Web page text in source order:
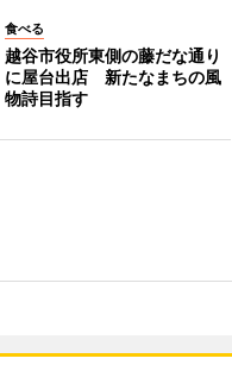
食べる
越谷市役所東側の藤だな通り
に屋台出店 新たなまちの風
物詩目指す